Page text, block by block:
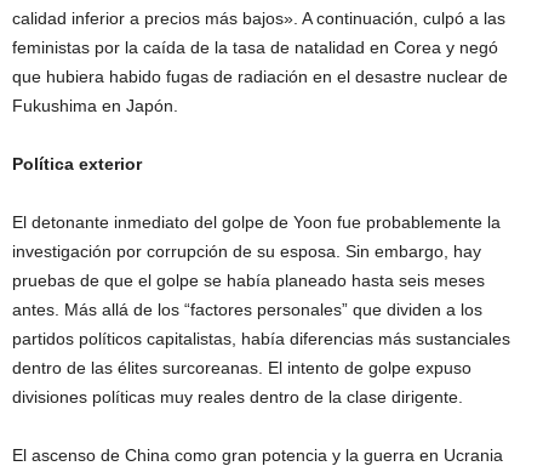
calidad inferior a precios más bajos». A continuación, culpó a las
feministas por la caída de la tasa de natalidad en Corea y negó
que hubiera habido fugas de radiación en el desastre nuclear de
Fukushima en Japón.
Política exterior
El detonante inmediato del golpe de Yoon fue probablemente la
investigación por corrupción de su esposa. Sin embargo, hay
pruebas de que el golpe se había planeado hasta seis meses
antes. Más allá de los “factores personales” que dividen a los
partidos políticos capitalistas, había diferencias más sustanciales
dentro de las élites surcoreanas. El intento de golpe expuso
divisiones políticas muy reales dentro de la clase dirigente.
El ascenso de China como gran potencia y la guerra en Ucrania